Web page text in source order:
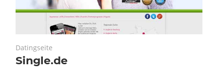
November 13, 2019
Datingseite
Single.de